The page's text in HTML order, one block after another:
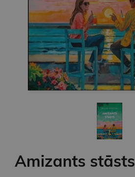
Amizants stāsts